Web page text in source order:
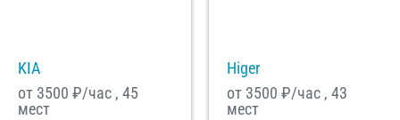
KIA
от 3500 ₽/час , 45
мест
Higer
от 3500 ₽/час , 43
мест